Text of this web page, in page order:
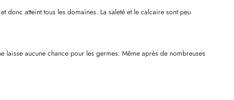
donc atteint tous les domaines. La saleté et le calcaire sont peu
aucune chance pour les germes. Même après de nombreuses